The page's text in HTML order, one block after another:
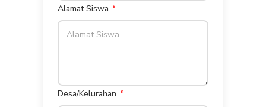
Alamat Siswa
Desa/Kelurahan